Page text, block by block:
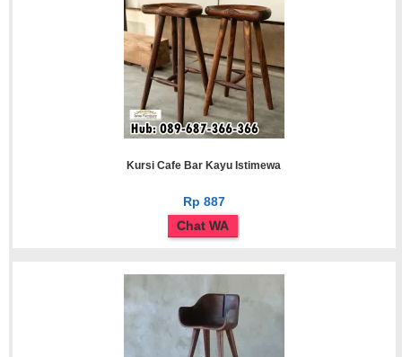
Kursi Cafe Bar Kayu Istimewa
Rp 887
Chat WA